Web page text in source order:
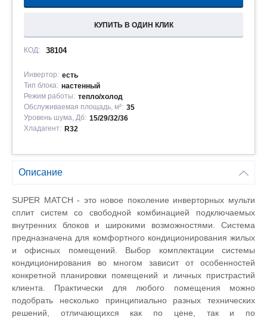
КУПИТЬ В ОДИН КЛИК
КОД: 38104
Инвертор: есть
Тип блока: настенный
Режим работы: тепло/холод
Обслуживаемая площадь, м²: 35
Уровень шума, Дб: 15/29/32/36
Хладагент: R32
Описание
SUPER MATCH - это новое поколение инверторных мульти
сплит систем со свободной комбинацией подключаемых
внутренних блоков и широкими возможностями. Система
предназначена для комфортного кондиционирования жилых
и офисных помещений. Выбор комплектации системы
кондиционирования во многом зависит от особенностей
конкретной планировки помещений и личных пристрастий
клиента. Практически для любого помещения можно
подобрать несколько принципиально разных технических
решений, отличающихся как по цене, так и по